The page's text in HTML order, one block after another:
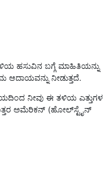
ಹಸುವಿನ ಬಗ್ಗೆ ಮಾಹಿತಿಯನ್ನು
ನೀಡುತ್ತದೆ.
ನೀವು ಈ ತಳಿಯ ಎತ್ತುಗಳ
ಅಮೆರಿಕನ್ (ಹೋಲ್‌ಸ್ಟೈನ್